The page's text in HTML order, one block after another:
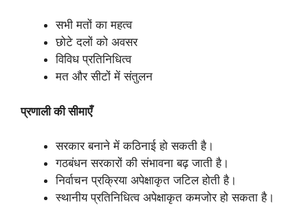
सभी मतों का महत्व
छोटे दलों को अवसर
विविध प्रतिनिधित्व
मत और सीटों में संतुलन
प्रणाली की सीमाएँ
सरकार बनाने में कठिनाई हो सकती है।
गठबंधन सरकारों की संभावना बढ़ जाती है।
निर्वाचन प्रक्रिया अपेक्षाकृत जटिल होती है।
स्थानीय प्रतिनिधित्व अपेक्षाकृत कमजोर हो सकता है।